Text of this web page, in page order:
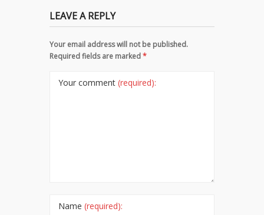
LEAVE A REPLY
Your email address will not be published.
Required fields are marked*
Your comment (required):
Name (required):